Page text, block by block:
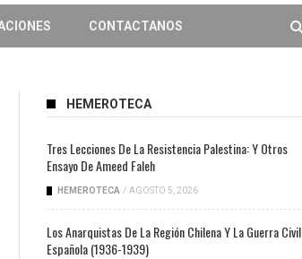
CONTACTANOS
HEMEROTECA
Tres Lecciones De La Resistencia Palestina: Y Otros
Ensayo De Ameed Faleh
HEMEROTECA / AGOSTO 5, 2026
Los Anarquistas De La Región Chilena Y La Guerra Civil
Española (1936-1939)